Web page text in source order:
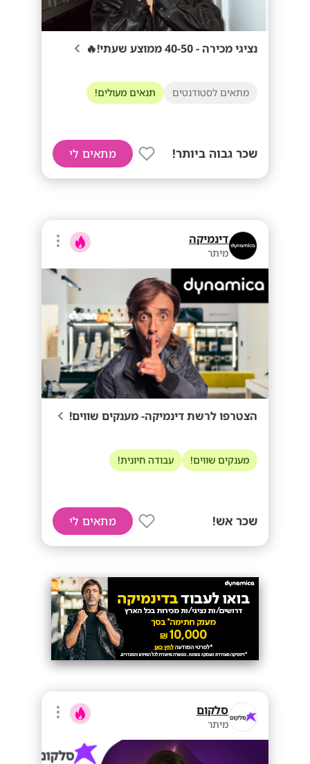
נציגי מכירה - 40-50 ממוצע שעתי!🔥
מתאים לסטודנטים תנאים מעולים!
שכר גבוה ביותר! מתאים לי
דינמיקה
מיתר
הצטרפו לרשת דינמיקה- מענקים שווים!
מענקים שווים! עבודה חיונית!
שכר אש! מתאים לי
סלקום
מיתר